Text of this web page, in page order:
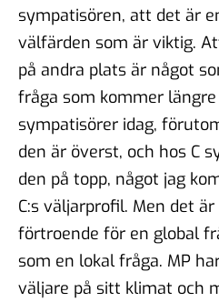
sympatisören, att det är
välfärden som är viktig.
på andra plats är något
fråga som kommer
sympatisörer idag,
den är överst, och hos C
den på topp, något jag
C:s väljarprofil. Men det
förtroende för en global
som en lokal fråga. MP
väljare på sitt klimat och